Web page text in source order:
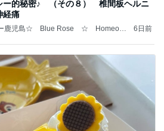
ー的秘密♪ （その８） 椎間板ヘルニ
経痛
ー鹿児島☆ Blue Rose ☆ Homeop
6日前